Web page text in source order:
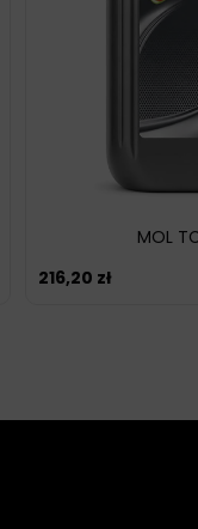
MOL
216,20 zł